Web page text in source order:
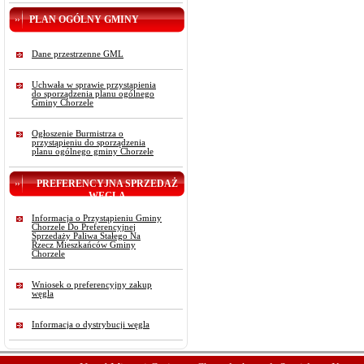
PLAN OGÓLNY GMINY
Dane przestrzenne GML
Uchwała w sprawie przystąpienia
do sporządzenia planu ogólnego
Gminy Chorzele
Ogłoszenie Burmistrza o
przystąpieniu do sporządzenia
planu ogólnego gminy Chorzele
PREFERENCYJNA SPRZEDAŻ
WĘGLA
Informacja o Przystąpieniu Gminy
Chorzele Do Preferencyjnej
Sprzedaży Paliwa Stałego Na
Rzecz Mieszkańców Gminy
Chorzele
Wniosek o preferencyjny zakup
węgla
Informacja o dystrybucji węgla